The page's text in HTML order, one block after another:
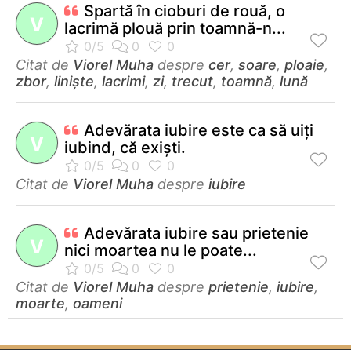
V
Spartă în cioburi de rouă, o
lacrimă plouă prin toamnă-n...
Citat de Viorel Muha despre cer, soare, ploaie,
zbor, liniște, lacrimi, zi, trecut, toamnă, lună
V
Adevărata iubire este ca să uiţi
iubind, că exişti.
Citat de Viorel Muha despre iubire
V
Adevărata iubire sau prietenie
nici moartea nu le poate...
Citat de Viorel Muha despre prietenie, iubire,
moarte, oameni